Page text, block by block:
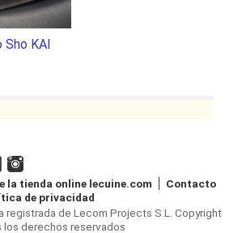
Sho KAI
la tienda online lecuine.com
Contacto
de privacidad
registrada de Lecom Projects S.L. Copyright
derechos reservados